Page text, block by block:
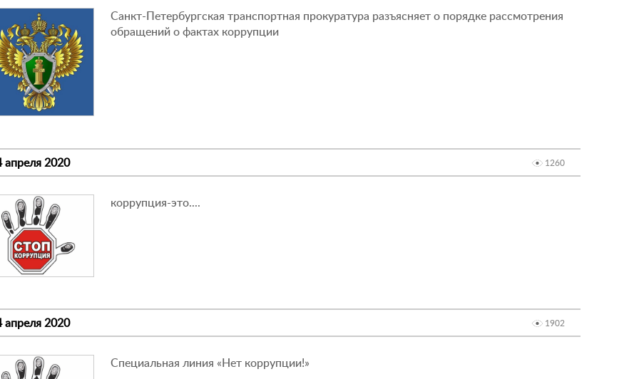
Санкт-Петербургская транспортная прокуратура разъясняет о порядке рассмотрения
обращений о фактах коррупции
апреля 2020 1260
коррупция-это....
апреля 2020 1902
Специальная линия «Нет коррупции!»